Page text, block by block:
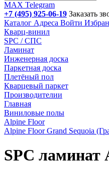
MAX Telegram
+7 (495) 925-06-19 Заказать
Каталог Адреса Войти
Кварц-винил
SPC / СПС
Ламинат
Инженерная доска
Паркетная доска
Плетёный пол
Кварцевый паркет
Производителии
Главная
Виниловые полы
Alpine Floor
Alpine Floor Grand Sequoia
SPC ламинат